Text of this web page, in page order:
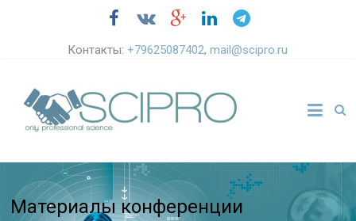
Контакты:+79625087402,mail@scipro.ru
Материалы конференции